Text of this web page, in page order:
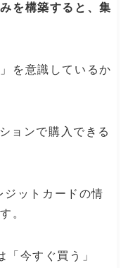
を構築すると、集
を意識しているか
ョンで購入できる
ットカードの情
。
今すぐ買う」